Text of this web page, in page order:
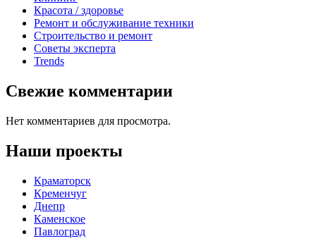
Красота / здоровье
Ремонт и обслуживание техники
Строительство и ремонт
Советы эксперта
Trends
Свежие комментарии
Нет комментариев для просмотра.
Наши проекты
Краматорск
Кременчуг
Днепр
Каменское
Павлоград